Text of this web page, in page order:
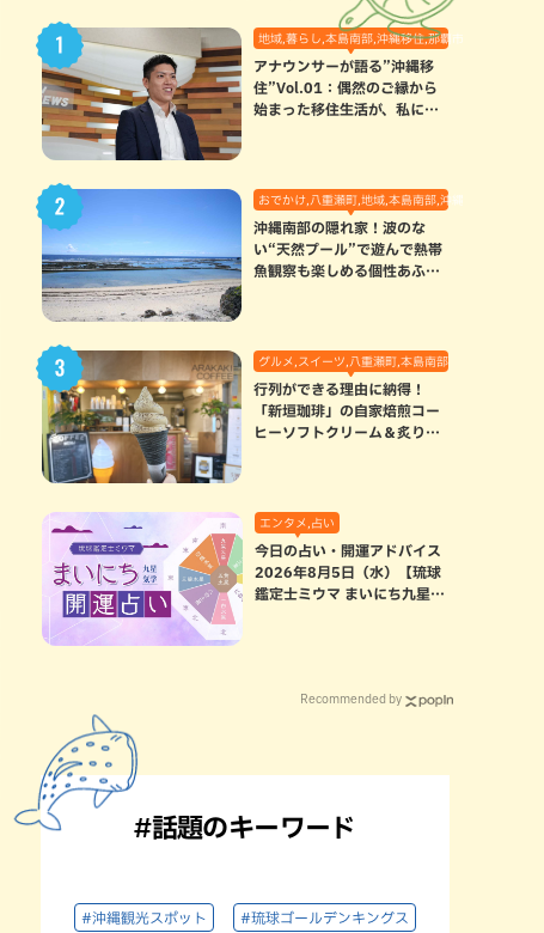
地域,暮らし,本島南部,沖縄移住,那覇市
アナウンサーが語る”沖縄移
住”Vol.01：偶然のご縁から
始まった移住生活が、私にと
おでかけ,八重瀬町,地域,本島南部,沖縄の海,自然
沖縄南部の隠れ家！波のな
い“天然プール”で遊んで熱帯
魚観察も楽しめる個性あふれ
グルメ,スイーツ,八重瀬町,本島南部
行列ができる理由に納得！
「新垣珈琲」の自家焙煎コー
ヒーソフトクリーム＆炙りマ
エンタメ,占い
今日の占い・開運アドバイス
2026年8月5日（水）【琉球
鑑定士ミウマ まいにち九星気
Recommended by
#話題のキーワード
#沖縄観光スポット #琉球ゴールデンキングス